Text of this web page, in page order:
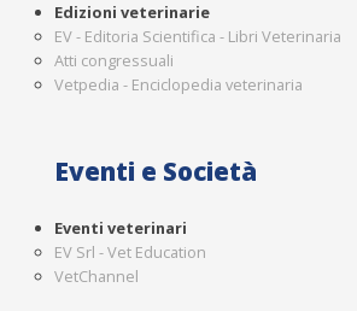
Edizioni veterinarie
EV - Editoria Scientifica - Libri Veterinaria
Atti congressuali
Vetpedia - Enciclopedia veterinaria
Eventi e Società
Eventi veterinari
EV Srl - Vet Education
VetChannel